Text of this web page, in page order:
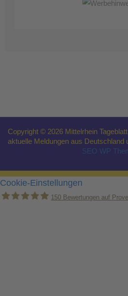
Copyright © 2026 Mittelrhein
aktuelle Meldungen aus Deutschland
SEO WP
Cookie-Einstellungen
150 Bewertungen auf